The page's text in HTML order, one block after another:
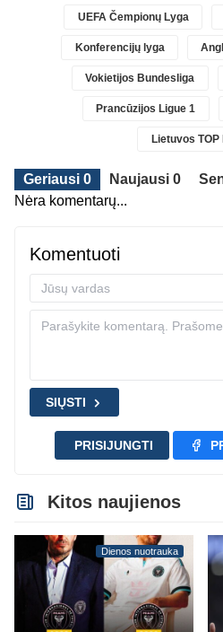
UEFA Čempionų Lyga
Konferencijų lyga
Vokietijos Bundesliga
Prancūzijos Ligue 1
Lietuvos TOP
Geriausi 0 Naujausi 0
Nėra komentarų...
Komentuoti
SIŲSTI
PRISIJUNGTI
Kitos naujienos
Dienos nuotrauka